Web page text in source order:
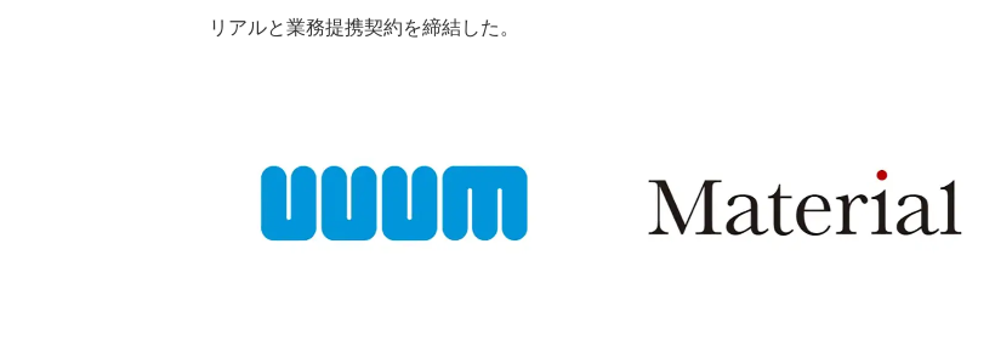
リアルと業務提携契約を締結した。